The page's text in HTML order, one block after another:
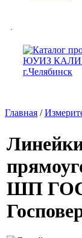
Главная /
ШП